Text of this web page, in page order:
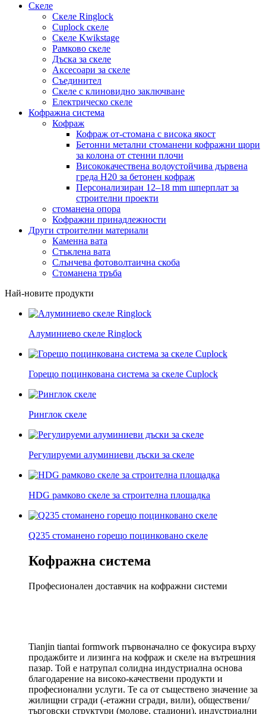
Скеле
Скеле Ringlock
Cuplock скеле
Скеле Kwikstage
Рамково скеле
Дъска за скеле
Аксесоари за скеле
Съединител
Скеле с клиновидно заключване
Електрическо скеле
Кофражна система
Кофраж
Кофраж от-стомана с висока якост
Бетонни метални стоманени кофражни щори
за колона от стенни плочи
Висококачествена водоустойчива дървена
греда H20 за бетонен кофраж
Персонализиран 12–18 mm шперплат за
строителни проекти
стоманена опора
Кофражни принадлежности
Други строителни материали
Каменна вата
Стъклена вата
Слънчева фотоволтаична скоба
Стоманена тръба
Най-новите продукти
Алуминиево скеле Ringlock
Горещо поцинкована система за скеле Cuplock
Ринглок скеле
Регулируеми алуминиеви дъски за скеле
HDG рамково скеле за строителна площадка
Q235 стоманено горещо поцинковано скеле
Кофражна система
Професионален доставчик на кофражни системи
Tianjin tiantai formwork първоначално се фокусира върху
продажбите и лизинга на кофраж и скеле на вътрешния
пазар. Той е натрупал солидна индустриална основа
благодарение на високо-качествени продукти и
професионални услуги. Те са от съществено значение за
жилищни сгради (-етажни сгради, вили), обществени/
търговски структури (молове, стадиони), индустриални